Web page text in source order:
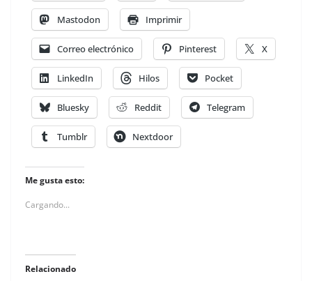
Mastodon Imprimir
Correo electrónico Pinterest X
LinkedIn Hilos Pocket
Bluesky Reddit Telegram
Tumblr Nextdoor
Me gusta esto:
Cargando...
Relacionado